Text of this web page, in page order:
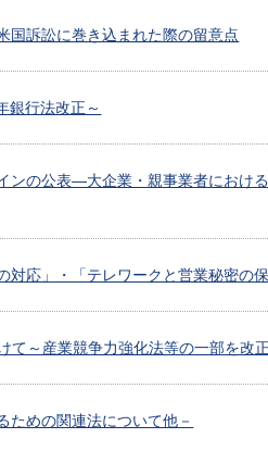
国訴訟に巻き込まれた際の留意点
銀行法改正～
ンの公表―大企業・親事業者におけ
応」・「テレワークと営業秘密の保
～産業競争力強化法等の一部を改
ための関連法について他－